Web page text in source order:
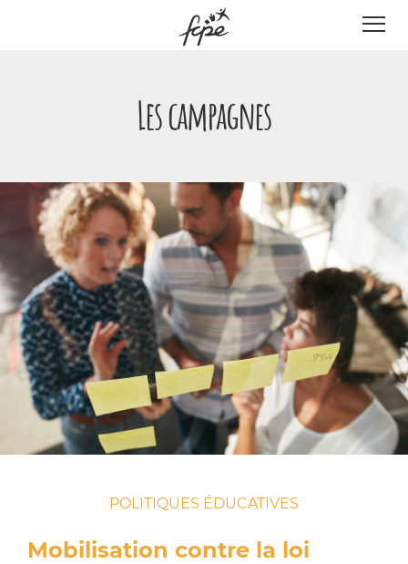
Les campagnes
POLITIQUES ÉDUCATIVES
Mobilisation contre la loi
Panneau de gestion des cookies